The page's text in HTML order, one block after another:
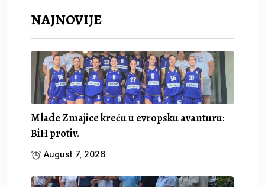
NAJNOVIJE
Mlade Zmajice kreću u evropsku avanturu:
BiH protiv.
August 7, 2026